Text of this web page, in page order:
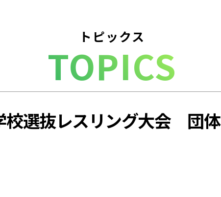
トピックス
TOPICS
選抜レスリング大会 団体